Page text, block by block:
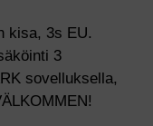
kisa, 3s EU.
3
sovelluksella,